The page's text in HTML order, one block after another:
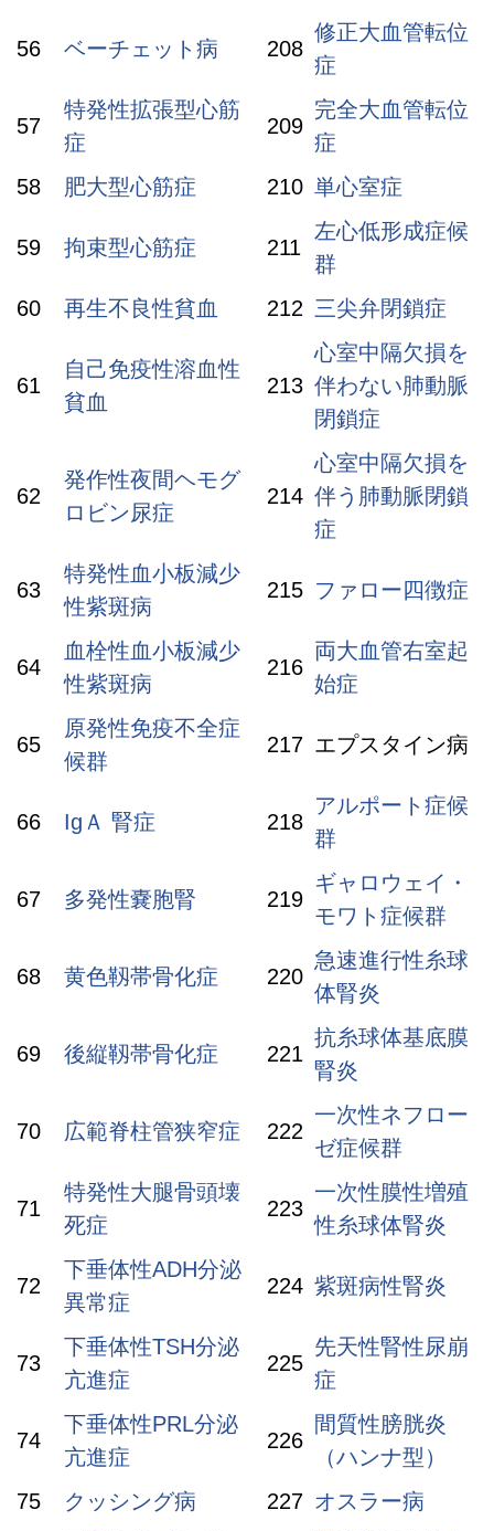
56 ベーチェット病 208
修正大血管転位
症
57
特発性拡張型心筋
症
209
完全大血管転位
症
58
肥大型心筋症 210 単心室症
59 拘束型心筋症 211
左心低形成症候
群
60
再生不良性貧血 212 三尖弁閉鎖症
61
自己免疫性溶血性
貧血
213
心室中隔欠損を
伴わない肺動脈
閉鎖症
62
発作性夜間ヘモグ
ロビン尿症
214
心室中隔欠損を
伴う肺動脈閉鎖
症
63
特発性血小板減少
性紫斑病
215 ファロー四徴症
64
血栓性血小板減少
性紫斑病
216
両大血管右室起
始症
65
原発性免疫不全症
候群
217 エプスタイン病
66 IgＡ 腎症 218
アルポート症候
群
67 多発性嚢胞腎 219
ギャロウェイ・
モワト症候群
68 黄色靱帯骨化症 220
急速進行性糸球
体腎炎
69 後縦靱帯骨化症 221
抗糸球体基底膜
腎炎
70 広範脊柱管狭窄症 222
一次性ネフロー
ゼ症候群
71
特発性大腿骨頭壊
死症
223
一次性膜性増殖
性糸球体腎炎
72
下垂体性ADH分泌
異常症
224 紫斑病性腎炎
73
下垂体性TSH分泌
亢進症
225
先天性腎性尿崩
症
74
下垂体性PRL分泌
亢進症
226
間質性膀胱炎
（ハンナ型）
75
クッシング病 227 オスラー病